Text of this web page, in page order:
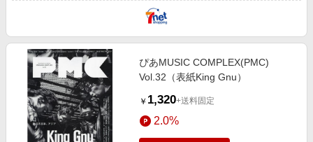
ぴあMUSIC COMPLEX(PMC)
Vol.32（表紙King Gnu）
￥ 1,320+送料固定
2.0%